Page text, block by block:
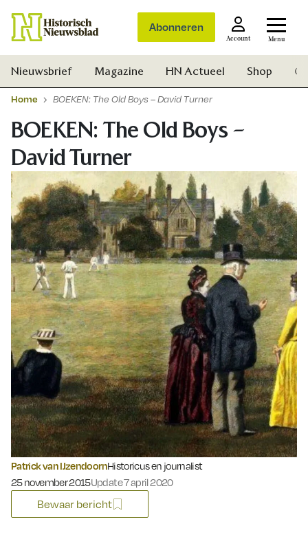
Abonneren
Account Menu
Zoek
Nieuwsbrief Magazine HN Actueel Shop
Home BOEKEN: The Old Boys – David Turner
BOEKEN: The Old Boys –
David Turner
Patrick van IJzendoornHistoricus en journalist
Gepubliceerd op:
25 november 2015Update 7 april 2020
Bewaar bericht